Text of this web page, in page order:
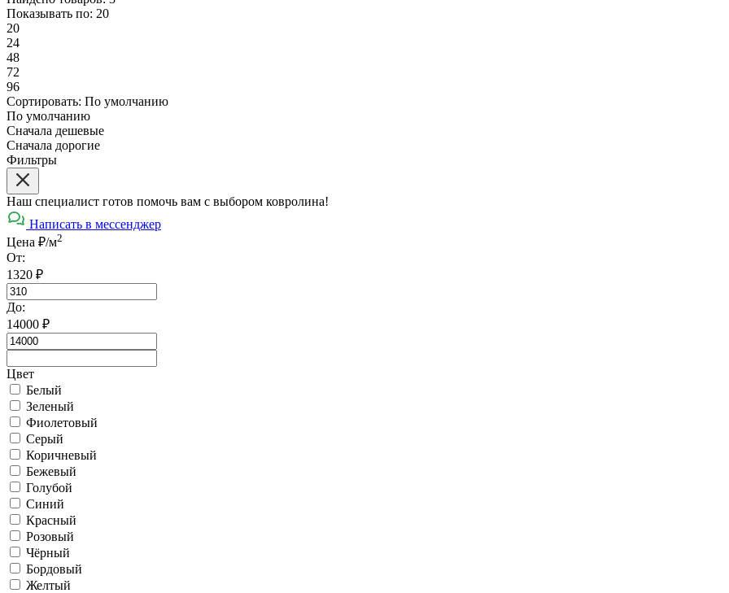
Показывать по: 20
20
24
48
72
96
Сортировать: По умолчанию
По умолчанию
Сначала дешевые
Сначала дорогие
Фильтры
Наш специалист готов помочь вам с выбором ковролина!
Написать в мессенджер
Цена ₽/м2
От:
1320 ₽
До:
14000 ₽
Цвет
Белый
Зеленый
Фиолетовый
Серый
Коричневый
Бежевый
Голубой
Синий
Красный
Розовый
Чёрный
Бордовый
Желтый